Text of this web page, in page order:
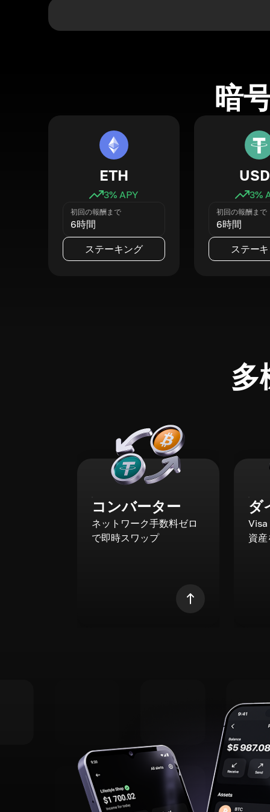
暗
ETH
3% APY
初回の報酬まで
6時間
ステーキング
3%
初回の報酬まで
6時間
ステー
多
コンバーター
ネットワーク手数料ゼロ
で即時スワップ
ダ
資